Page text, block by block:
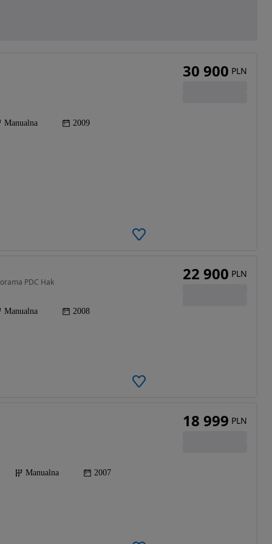
Manualna 2009
30 900 PLN
PDC Hak
Manualna 2008
22 900 PLN
Manualna 2007
18 999 PLN